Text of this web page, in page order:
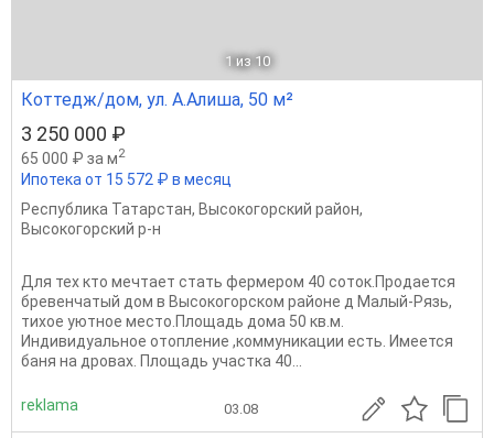
1 из 10
Коттедж/дом, ул. А.Алиша, 50 м²
3 250 000 ₽
65 000 ₽ за м2
Ипотека от 15 572 ₽ в месяц
Республика Татарстан, Высокогорский район,
Высокогорский р-н
Для тех кто мечтает стать фермером 40 соток.Продается
бревенчатый дом в Высокогорском районе д Малый-Рязь,
тихое уютное место.Площадь дома 50 кв.м.
Индивидуальное отопление ,коммуникации есть. Имеется
баня на дровах. Площадь участка 40...
reklama 03.08